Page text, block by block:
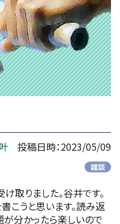
投稿日時：2023/05/09
雑談
取りました。谷井です。
こうと思います。読み返
分かったら楽しいので